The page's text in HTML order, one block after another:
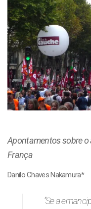
Apontamentos sobre o
França
Danilo Chaves Nakamura*
“Se a